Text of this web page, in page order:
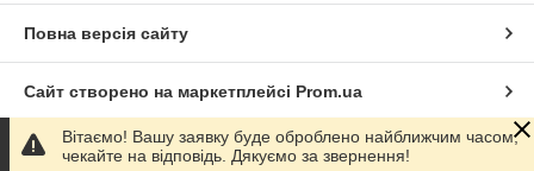
Повна версія сайту
Сайт створено на маркетплейсі Prom.ua
Політика конфіденційності
Вітаємо! Вашу заявку буде оброблено найближчим часом,
чекайте на відповідь. Дякуємо за звернення!